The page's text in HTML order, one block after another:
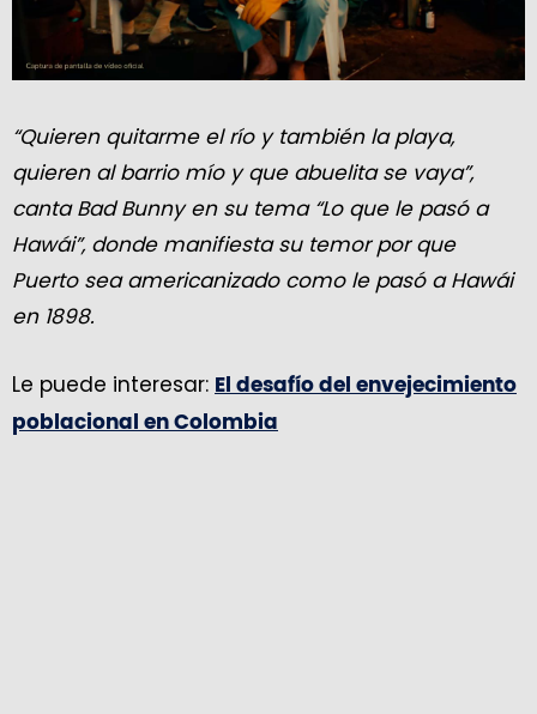
“Quieren quitarme el río y también la playa,
quieren al barrio mío y que abuelita se vaya”,
canta Bad Bunny en su tema “Lo que le pasó a
Hawái”, donde manifiesta su temor por que
Puerto sea americanizado como le pasó a Hawái
en 1898.
Le puede interesar: El desafío del envejecimiento
poblacional en Colombia